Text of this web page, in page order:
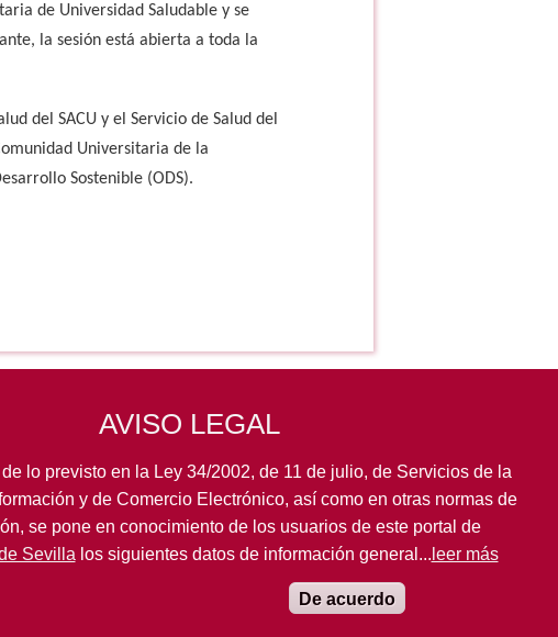
de Universidad Saludable y se
la sesión está abierta a toda la
del SACU y el Servicio de Salud del
Universitaria de la
Sostenible (ODS).
AVISO LEGAL
lo previsto en la Ley 34/2002, de 11 de julio, de Servicios de la
y de Comercio Electrónico, así como en otras normas de
se pone en conocimiento de los usuarios de este portal de
Sevilla los siguientes datos de información general... leer más
De acuerdo